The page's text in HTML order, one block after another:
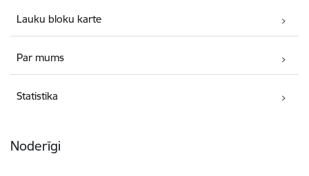
Lauku bloku karte
Par mums
Statistika
Noderīgi